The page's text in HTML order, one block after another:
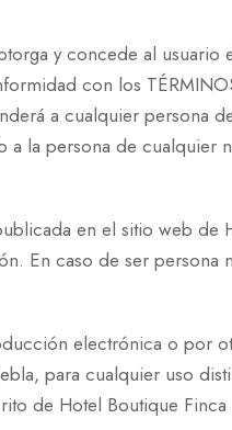
y concede al
con los
a cualquier persona
la persona de cualquier
en el sitio web de
En caso de ser persona
electrónica o por
para cualquier uso
de Hotel Boutique Finca